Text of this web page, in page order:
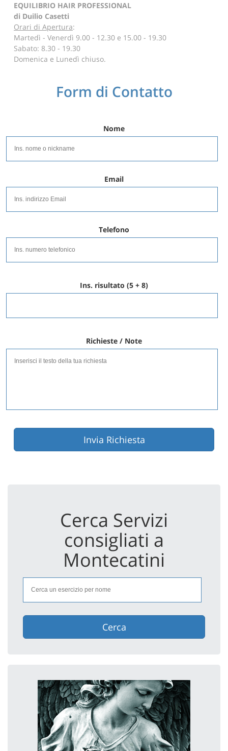
EQUILIBRIO HAIR PROFESSIONAL
di Duilio Casetti
Orari di Apertura:
Martedì - Venerdì 9.00 - 12.30 e 15.00 - 19.30
Sabato: 8.30 - 19.30
Domenica e Lunedì chiuso.
Form di Contatto
Nome
Email
Telefono
Ins. risultato (5 + 8)
Richieste / Note
Invia Richiesta
Cerca Servizi
consigliati a
Montecatini
Cerca